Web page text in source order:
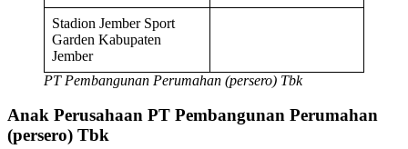
Stadion Jember Sport
Garden Kabupaten
Jember
PT Pembangunan Perumahan (persero) Tbk
Anak Perusahaan PT Pembangunan Perumahan
(persero) Tbk